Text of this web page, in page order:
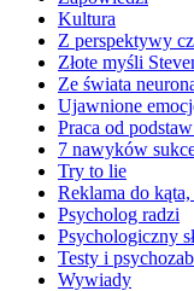
Kultura
Z perspektywy
Złote myśli
Ze świata
Ujawnione
Praca od
7 nawyków
Try to lie
Reklama do
Psycholog radzi
Psychologiczny
Testy i
Wywiady